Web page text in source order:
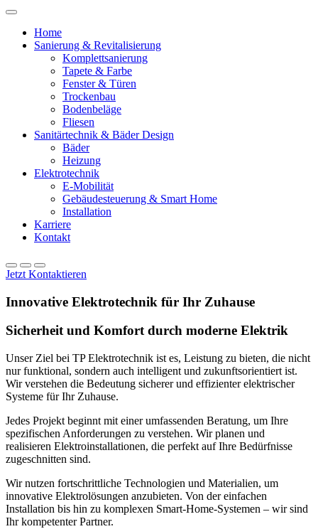
Home
Sanierung & Revitalisierung
Komplettsanierung
Tapete & Farbe
Fenster & Türen
Trockenbau
Bodenbeläge
Fliesen
Sanitärtechnik & Bäder Design
Bäder
Heizung
Elektrotechnik
E-Mobilität
Gebäudesteuerung & Smart Home
Installation
Karriere
Kontakt
Jetzt Kontaktieren
Innovative Elektrotechnik für Ihr Zuhause
Sicherheit und Komfort durch moderne Elektrik
Unser Ziel bei TPElektrotechnik ist es, Leistung zu bieten, die nicht
nur funktional, sondern auch intelligent und zukunftsorientiert ist.
Wir verstehen die Bedeutung sicherer und effizienter elektrischer
Systeme für Ihr Zuhause.
Jedes Projekt beginnt mit einer umfassenden Beratung, um Ihre
spezifischen Anforderungen zu verstehen. Wir planen und
realisieren Elektroinstallationen, die perfekt auf Ihre Bedürfnisse
zugeschnitten sind.
Wir nutzen fortschrittliche Technologien und Materialien, um
innovative Elektrolösungen anzubieten. Von der einfachen
Installation bis hin zu komplexen Smart-Home-Systemen – wir sind
Ihr kompetenter Partner.